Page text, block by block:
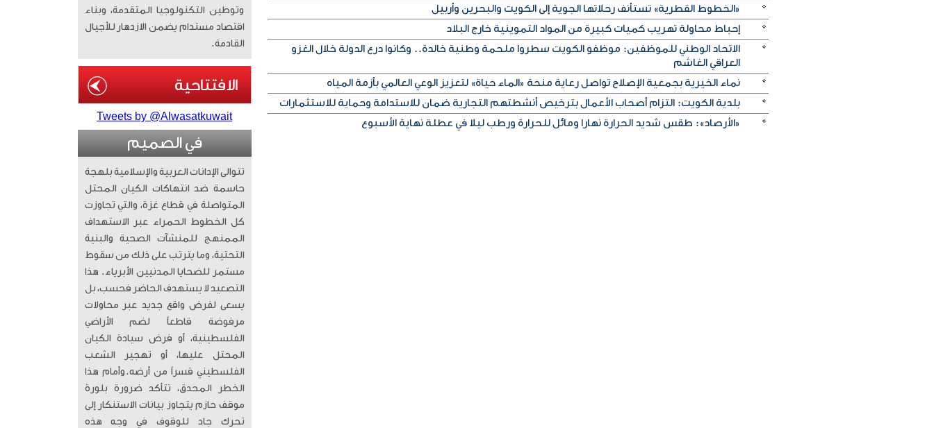
«الخطوط القطرية» تستأنف رحلاتها الجوية إلى الكويت والبحرين وأربيل
إحباط محاولة تهريب كميات كبيرة من المواد التموينية خارج البلاد
الاتحاد الوطني للموظفين: موظفو الكويت سطروا ملحمة وطنية خالدة.. وكانوا درع الدولة خلال الغزو
العراقي الغاشم
نماء الخيرية بجمعية الإصلاح تواصل رعاية منحة «الماء حياة» لتعزيز الوعي العالمي بأزمة المياه
بلدية الكويت: التزام أصحاب الأعمال بترخيص أنشطتهم التجارية ضمان للاستدامة وحماية للاستثمارات
«الأرصاد»: طقس شديد الحرارة نهارا ومائل للحرارة ورطب ليلا في عطلة نهاية الأسبوع
وتوطين التكنولوجيا المتقدمة، وبناء
اقتصاد مستدام يضمن الازدهار للأجيال
القادمة.
Tweets by @Alwasatkuwait
في الصميم
تتوالى الإدانات العربية والإسلامية بلهجة
حاسمة ضد انتهاكات الكيان المحتل
المتواصلة في قطاع غزة، والتي تجاوزت
كل الخطوط الحمراء عبر الاستهداف
الممنهج للمنشآت الصحية والبنية
التحتية، وما يترتب على ذلك من سقوط
مستمر للضحايا المدنيين الأبرياء. ​ هذا
التصعيد لا يستهدف الحاضر فحسب، بل
يسعى لفرض واقع جديد عبر محاولات
مرفوضة قاطعاً لضم الأراضي
الفلسطينية، أو فرض سيادة الكيان
المحتل عليها، أو تهجير الشعب
الفلسطيني قسراً من أرضه. ​وأمام هذا
الخطر المحدق، تتأكد ضرورة بلورة
موقف حازم يتجاوز بيانات الاستنكار إلى
تحرك جاد للوقوف في وجه هذه